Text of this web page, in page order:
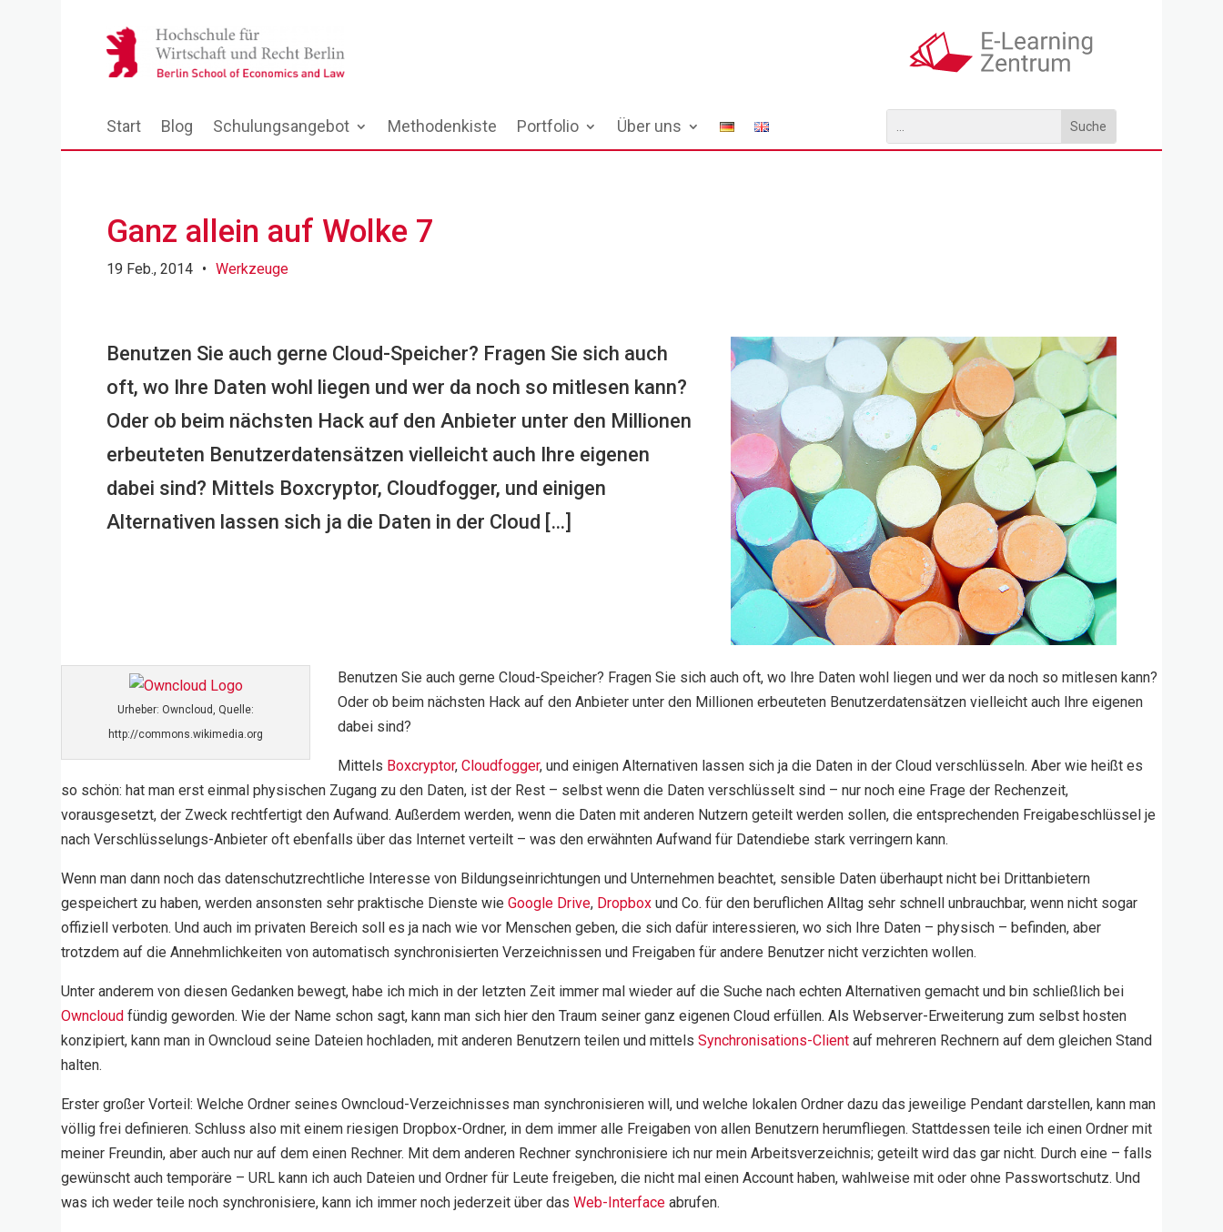
Start Blog Schulungsangebot Methodenkiste Portfolio Über uns
Ganz allein auf Wolke 7
19 Feb., 2014 • Werkzeuge
Benutzen Sie auch gerne Cloud-Speicher? Fragen Sie sich auch
oft, wo Ihre Daten wohl liegen und wer da noch so mitlesen kann?
Oder ob beim nächsten Hack auf den Anbieter unter den Millionen
erbeuteten Benutzerdatensätzen vielleicht auch Ihre eigenen
dabei sind? Mittels Boxcryptor, Cloudfogger, und einigen
Alternativen lassen sich ja die Daten in der Cloud […]
Urheber: Owncloud, Quelle:
http://commons.wikimedia.org
Benutzen Sie auch gerne Cloud-Speicher? Fragen Sie sich auch oft, wo Ihre Daten wohl liegen und wer da noch so mitlesen kann?
Oder ob beim nächsten Hack auf den Anbieter unter den Millionen erbeuteten Benutzerdatensätzen vielleicht auch Ihre eigenen
dabei sind?
Mittels Boxcryptor,Cloudfogger, und einigen Alternativen lassen sich ja die Daten in der Cloud verschlüsseln. Aber wie heißt es
so schön: hat man erst einmal physischen Zugang zu den Daten, ist der Rest – selbst wenn die Daten verschlüsselt sind – nur noch eine Frage der Rechenzeit,
vorausgesetzt, der Zweck rechtfertigt den Aufwand. Außerdem werden, wenn die Daten mit anderen Nutzern geteilt werden sollen, die entsprechenden Freigabeschlüssel je
nach Verschlüsselungs-Anbieter oft ebenfalls über das Internet verteilt – was den erwähnten Aufwand für Datendiebe stark verringern kann.
Wenn man dann noch das datenschutzrechtliche Interesse von Bildungseinrichtungen und Unternehmen beachtet, sensible Daten überhaupt nicht bei Drittanbietern
gespeichert zu haben, werden ansonsten sehr praktische Dienste wieGoogle Drive, Dropbox und Co. für den beruflichen Alltag sehr schnell unbrauchbar, wenn nicht sogar
offiziell verboten.Und auch im privaten Bereich soll es ja nach wie vor Menschen geben, die sich dafür interessieren, wo sich Ihre Daten – physisch – befinden, aber
trotzdem auf die Annehmlichkeiten von automatisch synchronisierten Verzeichnissen und Freigaben für andere Benutzer nicht verzichten wollen.
Unter anderem von diesen Gedanken bewegt, habe ich mich in der letzten Zeit immer mal wieder auf die Suche nach echten Alternativen gemacht und bin schließlich bei
Owncloud fündig geworden. Wie der Name schon sagt, kann man sich hier den Traum seiner ganz eigenen Cloud erfüllen. Als Webserver-Erweiterung zum selbst hosten
konzipiert, kann man in Owncloud seine Dateien hochladen, mit anderen Benutzern teilen und mittelsSynchronisations-Client auf mehreren Rechnern auf dem gleichen Stand
halten.
Erster großer Vorteil: Welche Ordner seines Owncloud-Verzeichnisses man synchronisieren will, und welche lokalen Ordner dazu das jeweilige Pendant darstellen, kann man
völlig frei definieren. Schluss also mit einem riesigen Dropbox-Ordner, in dem immer alle Freigaben von allen Benutzern herumfliegen. Stattdessen teile ich einen Ordner mit
meiner Freundin, aber auch nur auf dem einen Rechner. Mit dem anderen Rechner synchronisiere ich nur mein Arbeitsverzeichnis; geteilt wird das gar nicht. Durch eine – falls
gewünscht auch temporäre – URL kann ich auch Dateien und Ordner für Leute freigeben, die nicht mal einen Account haben, wahlweise mit oder ohne Passwortschutz. Und
was ich weder teile noch synchronisiere, kann ich immer noch jederzeit über dasWeb-Interface abrufen.